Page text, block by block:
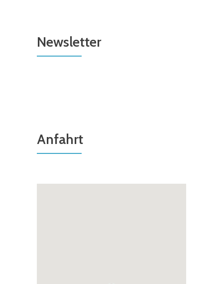
Newsletter
Anfahrt